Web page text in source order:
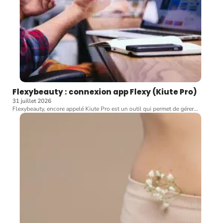
Flexybeauty : connexion app Flexy (Kiute Pro)
31 juillet 2026
Flexybeauty, encore appelé Kiute Pro est un outil qui permet de gérer…